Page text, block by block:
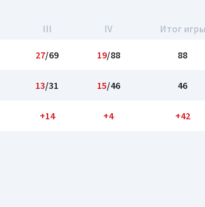
III IV Итог игры
27/69 19/88 88
13/31 15/46 46
+14 +4 +42